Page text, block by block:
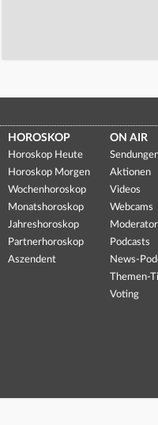
HOROSKOP
Horoskop Heute
Horoskop Morgen
Wochenhoroskop
Monatshoroskop
Jahreshoroskop
Partnerhoroskop
Aszendent
ON AIR
Aktionen
Videos
Webcams
Podcasts
News-
Themen-
Voting